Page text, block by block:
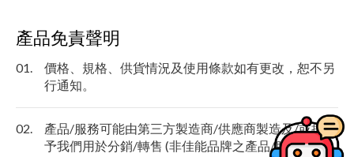
產品免責聲明
01.
價格、規格、供貨情況及使用條款如有更改，恕不另
行通知。
02.
產品/服務可能由第三方製造商/供應商製造及/或提供
予我們用於分銷/轉售 (非佳能品牌之產品/服務)。